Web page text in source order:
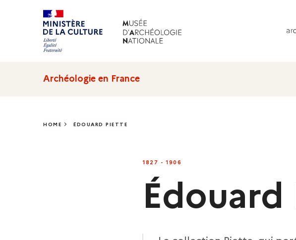
Archéologie en France
1827 - 1906
HOME ÉDOUARD PIETTE